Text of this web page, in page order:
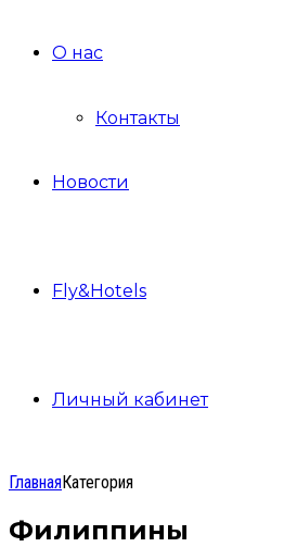
О нас
Контакты
Новости
Fly&Hotels
Личный кабинет
ГлавнаяКатегория
Филиппины